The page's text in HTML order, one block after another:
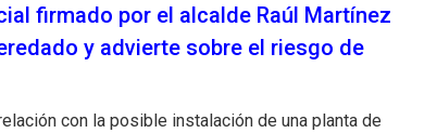
firmado por el alcalde Raúl Martínez
y advierte sobre el riesgo de
con la posible instalación de una planta de